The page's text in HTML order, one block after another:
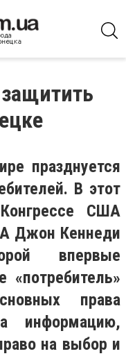
празднуется
В этот
США
Джон Кеннеди
впервые
«потребитель»
права
информацию,
на выбор и